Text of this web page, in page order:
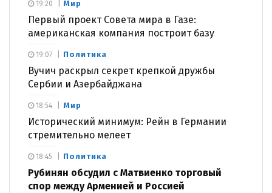
Мир
Первый проект Совета мира в Газе:
американская компания построит базу
19:20
Политика
Вучич раскрыл секрет крепкой дружбы
Сербии и Азербайджана
19:07
Мир
Исторический минимум: Рейн в Германии
стремительно мелеет
18:54
Политика
Рубинян обсудил с Матвиенко торговый
спор между Арменией и Россией
18:45